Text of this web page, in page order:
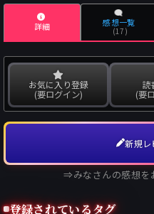
詳細 感想一覧
(17)
お気に入り登録
(要ログイン)
読
(要
新規レ
⇒みなさんの感想を
登録されているタグ